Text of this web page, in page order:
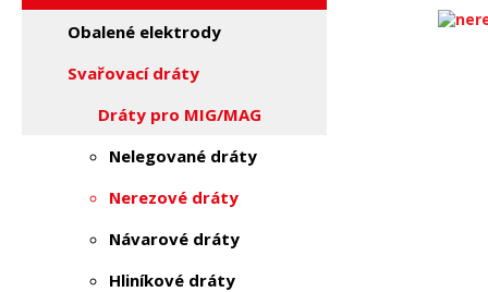
Obalené elektrody
Svařovací dráty
Dráty pro MIG/MAG
Nelegované dráty
Nerezové dráty
Návarové dráty
Hliníkové dráty